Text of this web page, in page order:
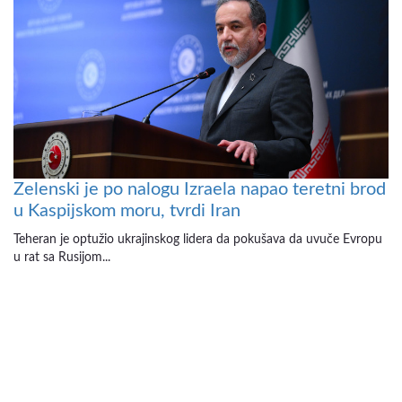
Zelenski je po nalogu Izraela napao teretni brod
u Kaspijskom moru, tvrdi Iran
Teheran je optužio ukrajinskog lidera da pokušava da uvuče Evropu
u rat sa Rusijom...